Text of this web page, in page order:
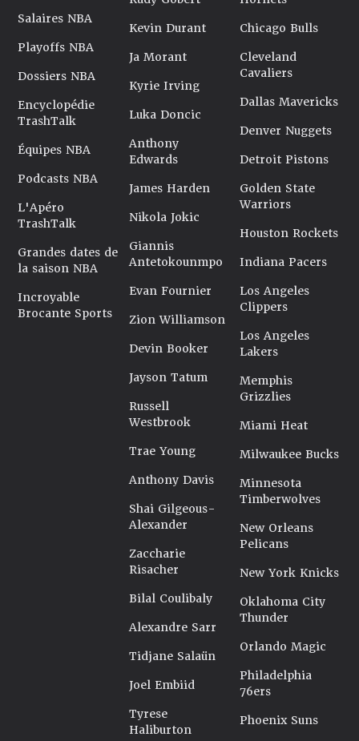
Salaires NBA
Playoffs NBA
Dossiers NBA
Encyclopédie
TrashTalk
Équipes NBA
Podcasts NBA
L'Apéro
TrashTalk
Grandes dates de
la saison NBA
Incroyable
Brocante Sports
Kevin Durant
Ja Morant
Kyrie Irving
Luka Doncic
Anthony
Edwards
James Harden
Nikola Jokic
Giannis
Antetokounmpo
Evan Fournier
Zion Williamson
Devin Booker
Jayson Tatum
Russell
Westbrook
Trae Young
Anthony Davis
Shai Gilgeous-
Alexander
Zaccharie
Risacher
Bilal Coulibaly
Alexandre Sarr
Tidjane Salaün
Joel Embiid
Tyrese
Haliburton
Chicago Bulls
Cleveland
Cavaliers
Dallas Mavericks
Denver Nuggets
Detroit Pistons
Golden State
Warriors
Houston Rockets
Indiana Pacers
Los Angeles
Clippers
Los Angeles
Lakers
Memphis
Grizzlies
Miami Heat
Milwaukee Bucks
Minnesota
Timberwolves
New Orleans
Pelicans
New York Knicks
Oklahoma City
Thunder
Orlando Magic
Philadelphia
76ers
Phoenix Suns